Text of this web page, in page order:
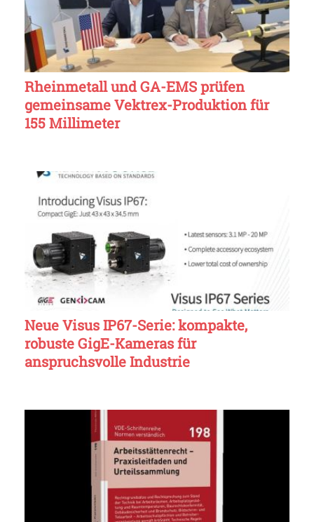
Rheinmetall und GA-EMS prüfen
gemeinsame Vektrex-Produktion für
155 Millimeter
Neue Visus IP67-Serie: kompakte,
robuste GigE-Kameras für
anspruchsvolle Industrie